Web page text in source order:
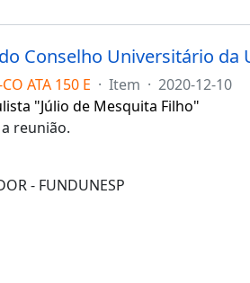
ATA 150 E · Item · 2020-12-10
"Júlio de Mesquita Filho"
reunião.
- FUNDUNESP